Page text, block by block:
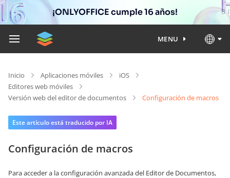
¡ONLYOFFICE cumple 16 años!
MENU
Inicio Aplicaciones móviles
iOS
Editores web móviles
Versión web del editor de documentos
Configuración de macros
Este artículo está traducido por IA
Configuración de macros
Para acceder a la configuración avanzada del Editor de Documentos,